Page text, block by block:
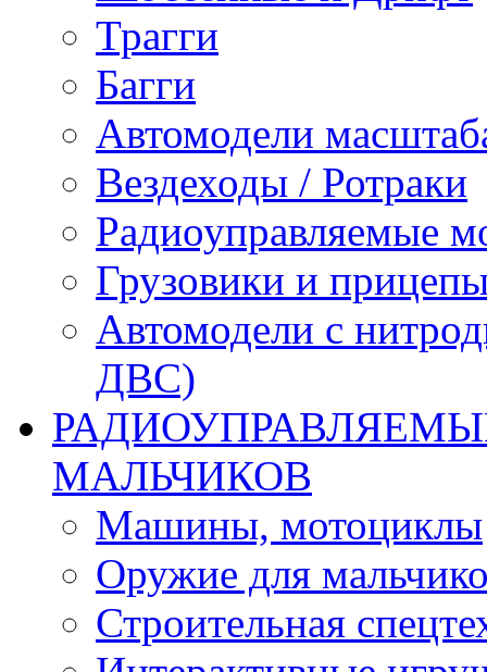
Трагги
Багги
Автомодели
Вездеходы / Ротраки
Радиоуправляемые
Грузовики и
Автомодели с
ДВС)
МАЛЬЧИКОВ
Машины, мотоциклы
Оружие для
Строительная